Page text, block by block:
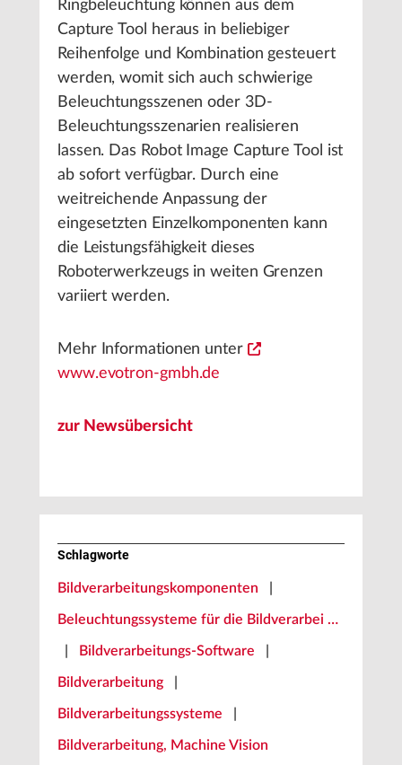
Ringbeleuchtung können aus dem
Capture Tool heraus in beliebiger
Reihenfolge und Kombination gesteuert
werden, womit sich auch schwierige
Beleuchtungsszenen oder 3D-
Beleuchtungsszenarien realisieren
lassen. Das Robot Image Capture Tool ist
ab sofort verfügbar. Durch eine
weitreichende Anpassung der
eingesetzten Einzelkomponenten kann
die Leistungsfähigkeit dieses
Roboterwerkzeugs in weiten Grenzen
variiert werden.
Mehr Informationen unter
www.evotron-gmbh.de
zur Newsübersicht
Schlagworte
Bildverarbeitungskomponenten
Beleuchtungssysteme für die Bildverarbei …
Bildverarbeitungs-Software
Bildverarbeitung
Bildverarbeitungssysteme
Bildverarbeitung, Machine Vision